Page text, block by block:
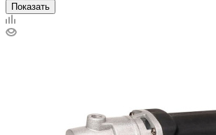
Показать